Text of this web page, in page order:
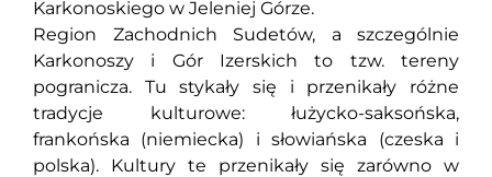
Karkonoskiego w Jeleniej Górze.
Region Zachodnich Sudetów, a szczególnie
Karkonoszy i Gór Izerskich to tzw. tereny
pogranicza. Tu stykały się i przenikały różne
tradycje kulturowe: łużycko-saksońska,
frankońska (niemiecka) i słowiańska (czeska i
polska). Kultury te przenikały się zarówno w